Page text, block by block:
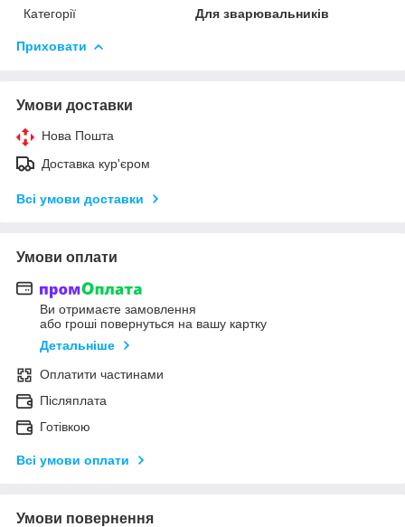
Категорії
Для зварювальників
Приховати
Умови доставки
Нова Пошта
Доставка кур'єром
Всі умови доставки
Умови оплати
Ви отримаєте замовлення
або гроші повернуться на вашу картку
Детальніше
Оплатити частинами
Післяплата
Готівкою
Всі умови оплати
Умови повернення